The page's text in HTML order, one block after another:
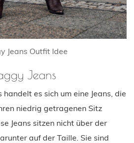
Jeans Outfit Idee
Jeans
handelt es sich um eine Jeans, die
niedrig getragenen Sitz
Jeans sitzen nicht über der
auf der Taille. Sie sind